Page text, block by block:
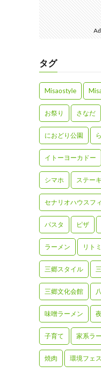
タグ
Misaostyle
お祭り さなだ
におどり公園
イトーヨーカドー
シマホ ステーキ
セナリオハウスフ
パスタ ピザ
ラーメン リト
三郷スタイル
三郷文化会館
味噌ラーメン
子育て 家系ラ
焼肉 環境フェ